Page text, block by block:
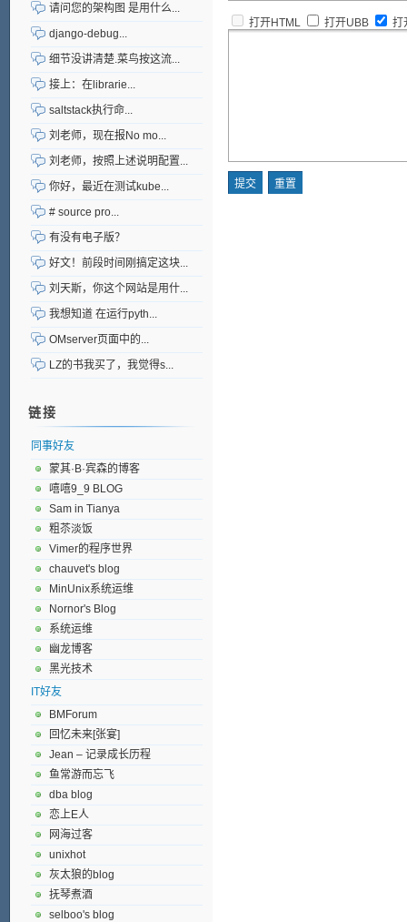
打开HTML 打开UBB 打
请问您的架构图 是用什么...
django-debug...
细节没讲清楚.菜鸟按这流...
接上：在librarie...
saltstack执行命...
刘老师，现在报No mo...
刘老师，按照上述说明配置...
你好，最近在测试kube...
# source pro...
有没有电子版？
好文！前段时间刚搞定这块...
刘天斯，你这个网站是用什...
我想知道 在运行pyth...
OMserver页面中的...
LZ的书我买了，我觉得s...
链接
同事好友
蒙其·B·宾森的博客
嘻嘻9_9 BLOG
Sam in Tianya
粗苶淡饭
Vimer的程序世界
chauvet's blog
MinUnix系统运维
Nornor's Blog
系统运维
幽龙博客
黑光技术
IT好友
BMForum
回忆未来[张宴]
Jean – 记录成长历程
鱼常游而忘飞
dba blog
恋上E人
网海过客
unixhot
灰太狼的blog
抚琴煮酒
selboo's blog